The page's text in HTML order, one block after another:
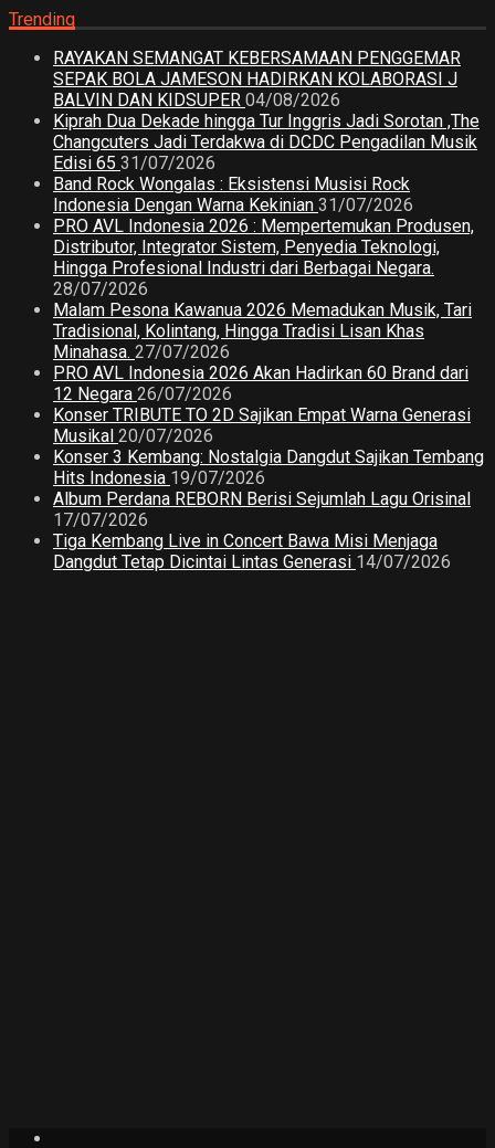
Trending
RAYAKAN SEMANGAT KEBERSAMAAN PENGGEMAR
SEPAK BOLA JAMESON HADIRKAN KOLABORASI J
BALVIN DAN KIDSUPER 04/08/2026
Kiprah Dua Dekade hingga Tur Inggris Jadi Sorotan ,The
Changcuters Jadi Terdakwa di DCDC Pengadilan Musik
Edisi 65 31/07/2026
Band Rock Wongalas : Eksistensi Musisi Rock
Indonesia Dengan Warna Kekinian 31/07/2026
PRO AVL Indonesia 2026 : Mempertemukan Produsen,
Distributor, Integrator Sistem, Penyedia Teknologi,
Hingga Profesional Industri dari Berbagai Negara.
28/07/2026
Malam Pesona Kawanua 2026 Memadukan Musik, Tari
Tradisional, Kolintang, Hingga Tradisi Lisan Khas
Minahasa. 27/07/2026
PRO AVL Indonesia 2026 Akan Hadirkan 60 Brand dari
12 Negara 26/07/2026
Konser TRIBUTE TO 2D Sajikan Empat Warna Generasi
Musikal 20/07/2026
Konser 3 Kembang: Nostalgia Dangdut Sajikan Tembang
Hits Indonesia 19/07/2026
Album Perdana REBORN Berisi Sejumlah Lagu Orisinal
17/07/2026
Tiga Kembang Live in Concert Bawa Misi Menjaga
Dangdut Tetap Dicintai Lintas Generasi 14/07/2026